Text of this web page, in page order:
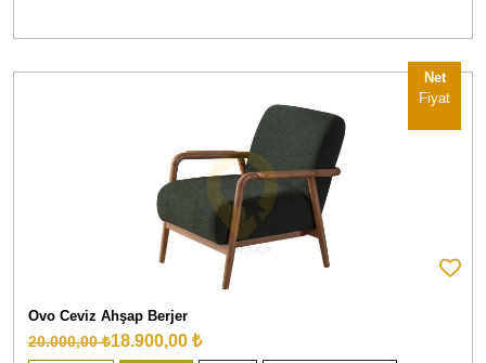
Net
Fiyat
Ovo Ceviz Ahşap Berjer
20.000,00 ₺18.900,00 ₺